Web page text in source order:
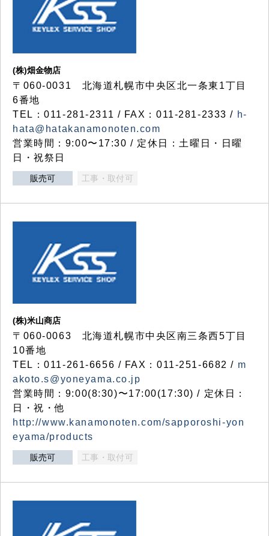
(株)畑金物店
〒060-0031 北海道札幌市中央区北一条東1丁目
6番地
TEL：011-281-2311 / FAX：011-281-2333 / h-
hata@hatakanamonoten.com
営業時間：9:00〜17:30 / 定休日：土曜日・日曜
日・祝祭日
販売可 工事・取付可
(株)米山商店
〒060-0063 北海道札幌市中央区南三条西5丁目
10番地
TEL：011-261-6656 / FAX：011-251-6682 / m
akoto.s@yoneyama.co.jp
営業時間：9:00(8:30)〜17:00(17:30) / 定休日：
日・祝・他
http://www.kanamonoten.com/sapporoshi-yon
eyama/products
販売可 工事・取付可